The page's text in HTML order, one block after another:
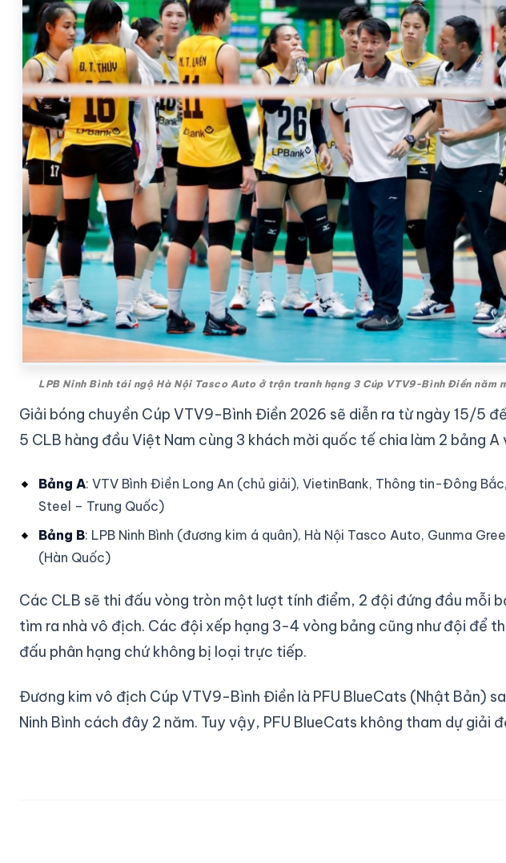
LPB Ninh Bình tái ngộ Hà Nội Tasco Auto ở trận tranh hạng 3 Cúp VTV9-Bình Điền năm
Giải bóng chuyền Cúp VTV9-Bình Điền 2026 sẽ diễn ra từ ngày 15/5
5 CLB hàng đầu Việt Nam cùng 3 khách mời quốc tế chia làm 2 bảng A
Bảng A: VTV Bình Điền Long An (chủ giải), VietinBank, Thông tin-Đông
Steel – Trung Quốc)
Bảng B: LPB Ninh Bình (đương kim á quân), Hà Nội Tasco Auto, Gunma
(Hàn Quốc)
Các CLB sẽ thi đấu vòng tròn một lượt tính điểm, 2 đội đứng đầu mỗi
tìm ra nhà vô địch. Các đội xếp hạng 3-4 vòng bảng cũng như đội để
đấu phân hạng chứ không bị loại trực tiếp.
Đương kim vô địch Cúp VTV9-Bình Điền là PFU BlueCats (Nhật Bản)
Ninh Bình cách đây 2 năm. Tuy vậy, PFU BlueCats không tham dự giải